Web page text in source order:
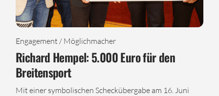
Engagement / Möglichmacher
Richard Hempel: 5.000 Euro für den
Breitensport
Mit einer symbolischen Scheckübergabe am 16. Juni